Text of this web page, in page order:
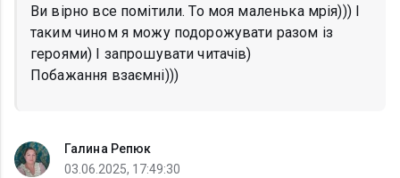
Ви вірно все помітили. То моя маленька мрія))) І
таким чином я можу подорожувати разом із
героями) І запрошувати читачів)
Побажання взаємні)))
Галина Репюк
03.06.2025, 17:49:30